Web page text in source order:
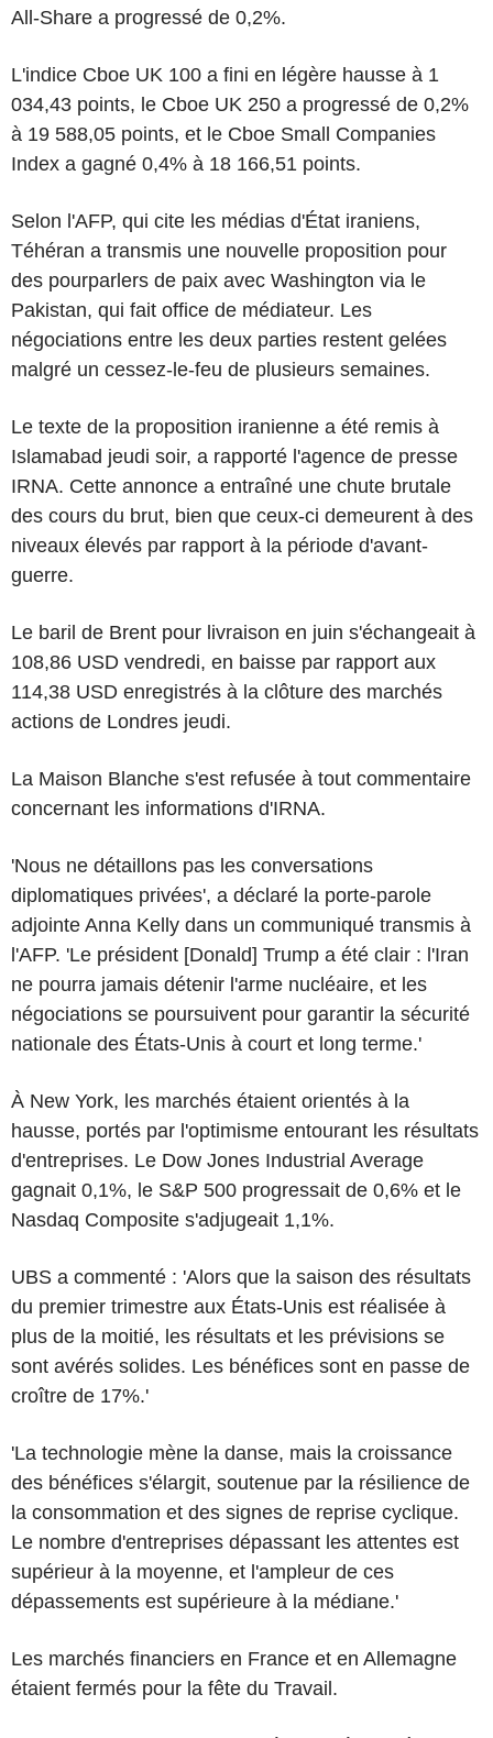
All-Share a progressé de 0,2%.
L'indice Cboe UK 100 a fini en légère hausse à 1
034,43 points, le Cboe UK 250 a progressé de 0,2%
à 19 588,05 points, et le Cboe Small Companies
Index a gagné 0,4% à 18 166,51 points.
Selon l'AFP, qui cite les médias d'État iraniens,
Téhéran a transmis une nouvelle proposition pour
des pourparlers de paix avec Washington via le
Pakistan, qui fait office de médiateur. Les
négociations entre les deux parties restent gelées
malgré un cessez-le-feu de plusieurs semaines.
Le texte de la proposition iranienne a été remis à
Islamabad jeudi soir, a rapporté l'agence de presse
IRNA. Cette annonce a entraîné une chute brutale
des cours du brut, bien que ceux-ci demeurent à des
niveaux élevés par rapport à la période d'avant-
guerre.
Le baril de Brent pour livraison en juin s'échangeait à
108,86 USD vendredi, en baisse par rapport aux
114,38 USD enregistrés à la clôture des marchés
actions de Londres jeudi.
La Maison Blanche s'est refusée à tout commentaire
concernant les informations d'IRNA.
'Nous ne détaillons pas les conversations
diplomatiques privées', a déclaré la porte-parole
adjointe Anna Kelly dans un communiqué transmis à
l'AFP. 'Le président [Donald] Trump a été clair : l'Iran
ne pourra jamais détenir l'arme nucléaire, et les
négociations se poursuivent pour garantir la sécurité
nationale des États-Unis à court et long terme.'
À New York, les marchés étaient orientés à la
hausse, portés par l'optimisme entourant les résultats
d'entreprises. Le Dow Jones Industrial Average
gagnait 0,1%, le S&P 500 progressait de 0,6% et le
Nasdaq Composite s'adjugeait 1,1%.
UBS a commenté : 'Alors que la saison des résultats
du premier trimestre aux États-Unis est réalisée à
plus de la moitié, les résultats et les prévisions se
sont avérés solides. Les bénéfices sont en passe de
croître de 17%.'
'La technologie mène la danse, mais la croissance
des bénéfices s'élargit, soutenue par la résilience de
la consommation et des signes de reprise cyclique.
Le nombre d'entreprises dépassant les attentes est
supérieur à la moyenne, et l'ampleur de ces
dépassements est supérieure à la médiane.'
Les marchés financiers en France et en Allemagne
étaient fermés pour la fête du Travail.